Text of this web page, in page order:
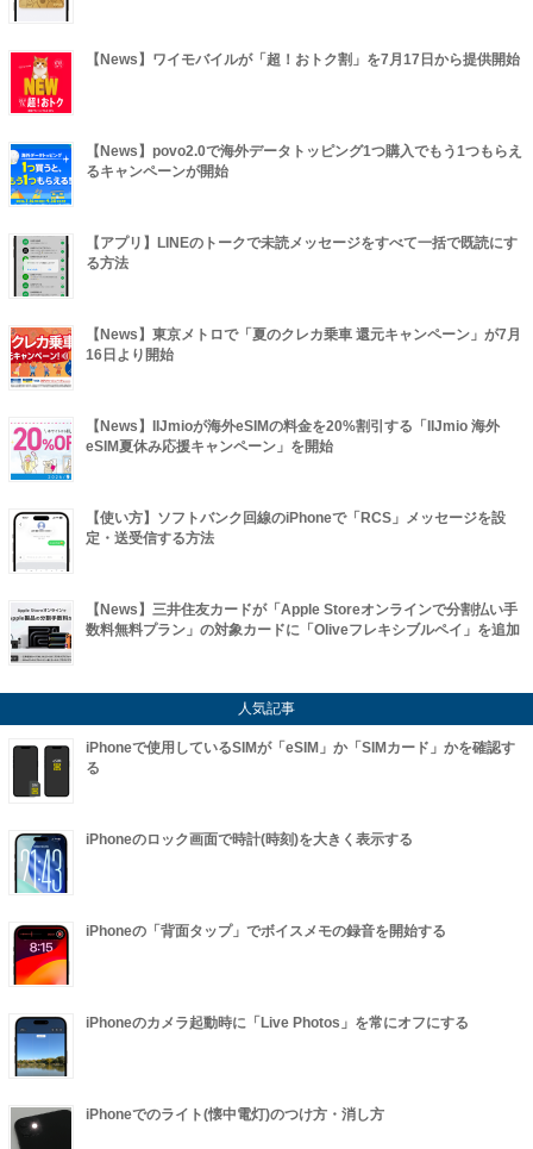
【News】ワイモバイルが「超！おトク割」を7月17日から提供開始
【News】povo2.0で海外データトッピング1つ購入でもう1つもらえ
るキャンペーンが開始
【アプリ】LINEのトークで未読メッセージをすべて一括で既読にす
る方法
【News】東京メトロで「夏のクレカ乗車 還元キャンペーン」が7月
16日より開始
【News】IIJmioが海外eSIMの料金を20%割引する「IIJmio 海外
eSIM夏休み応援キャンペーン」を開始
【使い方】ソフトバンク回線のiPhoneで「RCS」メッセージを設
定・送受信する方法
【News】三井住友カードが「Apple Storeオンラインで分割払い手
数料無料プラン」の対象カードに「Oliveフレキシブルペイ」を追加
人気記事
iPhoneで使用しているSIMが「eSIM」か「SIMカード」かを確認す
る
iPhoneのロック画面で時計(時刻)を大きく表示する
iPhoneの「背面タップ」でボイスメモの録音を開始する
iPhoneのカメラ起動時に「Live Photos」を常にオフにする
iPhoneでのライト(懐中電灯)のつけ方・消し方